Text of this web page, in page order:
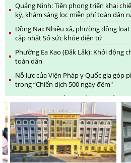
Quảng Ninh: Tiên phong triển khai
kỳ, khám sàng lọc miễn phí toàn dân
Đồng Nai: Nhiều xã, phường đồng
cập nhật Sổ sức khỏe điện tử
Phường Ea Kao (Đắk Lắk): Khởi động
toàn dân
Nỗ lực của Viện Pháp y Quốc gia góp
trong “Chiến dịch 500 ngày đêm"
Viện Pháp y Quốc gia tiếp nhận gần
vụ giám định ADN
Những bác sĩ tìm lại tên cho liệt sĩ: